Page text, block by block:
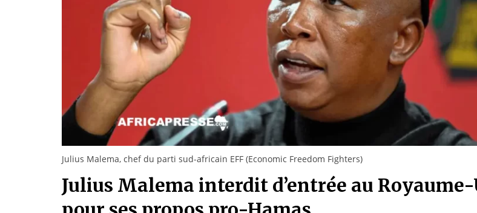
Julius Malema, chef du parti sud-africain EFF (Economic Freedom Fighters)
Julius Malema interdit d’entrée au